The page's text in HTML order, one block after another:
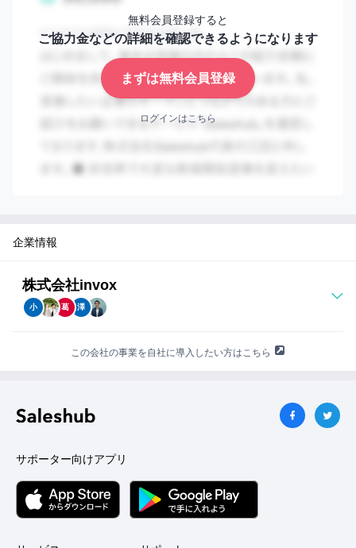
無料会員登録すると
ご協力金などの詳細を確認できるようになります
まずは無料会員登録
ログインはこちら
企業情報
株式会社invox
小 葛 澤
この会社の事業を自社に導入したい方はこちら
サポーター向けアプリ